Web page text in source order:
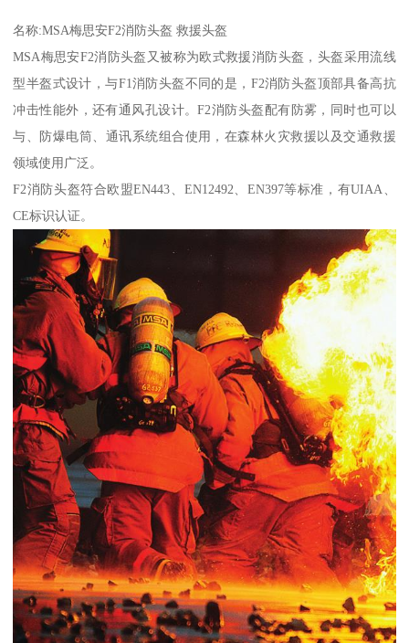
名称:MSA梅思安F2消防头盔 救援头盔
MSA梅思安F2消防头盔又被称为欧式救援消防头盔，头盔采用流线
型半盔式设计，与F1消防头盔不同的是，F2消防头盔顶部具备高抗
冲击性能外，还有通风孔设计。F2消防头盔配有防雾，同时也可以
与、防爆电筒、通讯系统组合使用，在森林火灾救援以及交通救援
领域使用广泛。
F2消防头盔符合欧盟EN443、EN12492、EN397等标准，有UIAA、
CE标识认证。